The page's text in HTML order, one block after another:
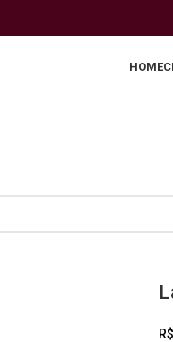
HOME
R$